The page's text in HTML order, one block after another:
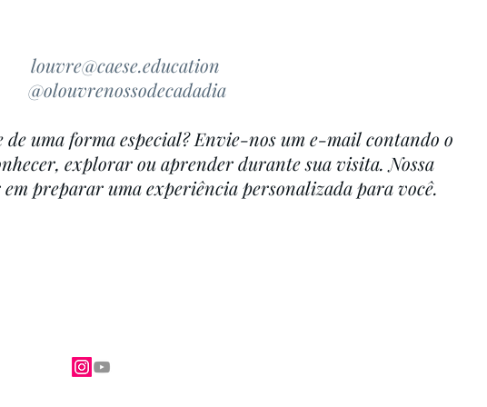
louvre@caese.education
@olouvrenossodecadadia
uma forma especial? Envie-nos um e-mail contando o
explorar ou aprender durante sua visita. Nossa
preparar uma experiência personalizada para você.